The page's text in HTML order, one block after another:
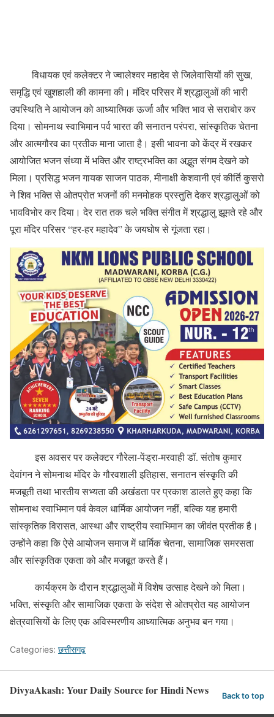
विधायक एवं कलेक्टर ने ज्वालेश्वर महादेव से जिलेवासियों की सुख,
समृद्धि एवं खुशहाली की कामना की। मंदिर परिसर में श्रद्धालुओं की भारी
उपस्थिति ने आयोजन को आध्यात्मिक ऊर्जा और भक्ति भाव से सराबोर कर
दिया। सोमनाथ स्वाभिमान पर्व भारत की सनातन परंपरा, सांस्कृतिक चेतना
और आत्मगौरव का प्रतीक माना जाता है। इसी भावना को केंद्र में रखकर
आयोजित भजन संध्या में भक्ति और राष्ट्रभक्ति का अद्भुत संगम देखने को
मिला। प्रसिद्ध भजन गायक साजन पाठक, मीनाक्षी केशवानी एवं कीर्ति कुसरो
ने शिव भक्ति से ओतप्रोत भजनों की मनमोहक प्रस्तुति देकर श्रद्धालुओं को
भावविभोर कर दिया। देर रात तक चले भक्ति संगीत में श्रद्धालु झूमते रहे और
पूरा मंदिर परिसर “हर-हर महादेव” के जयघोष से गूंजता रहा।
इस अवसर पर कलेक्टर गौरेला-पेंड्रा-मरवाही डॉ. संतोष कुमार
देवांगन ने सोमनाथ मंदिर के गौरवशाली इतिहास, सनातन संस्कृति की
मजबूती तथा भारतीय सभ्यता की अखंडता पर प्रकाश डालते हुए कहा कि
सोमनाथ स्वाभिमान पर्व केवल धार्मिक आयोजन नहीं, बल्कि यह हमारी
सांस्कृतिक विरासत, आस्था और राष्ट्रीय स्वाभिमान का जीवंत प्रतीक है।
उन्होंने कहा कि ऐसे आयोजन समाज में धार्मिक चेतना, सामाजिक समरसता
और सांस्कृतिक एकता को और मजबूत करते हैं।
कार्यक्रम के दौरान श्रद्धालुओं में विशेष उत्साह देखने को मिला।
भक्ति, संस्कृति और सामाजिक एकता के संदेश से ओतप्रोत यह आयोजन
क्षेत्रवासियों के लिए एक अविस्मरणीय आध्यात्मिक अनुभव बन गया।
Categories: छत्तीसगढ़
DivyaAkash: Your Daily Source for Hindi News Back to top